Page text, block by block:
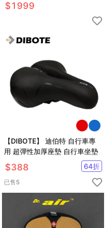
$1999
【DIBOTE】 迪伯特 自行車專
用 超彈性加厚座墊 自行車坐墊
$388 64折
已售5